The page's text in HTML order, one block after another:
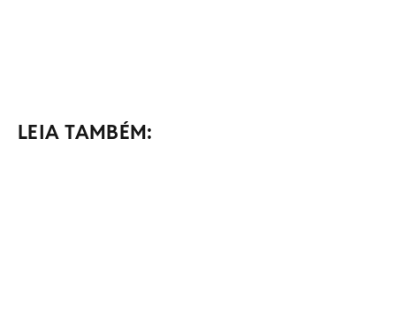
LEIA TAMBÉM: